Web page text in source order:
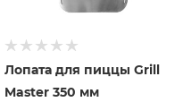
Лопата для пиццы Grill
Master 350 мм